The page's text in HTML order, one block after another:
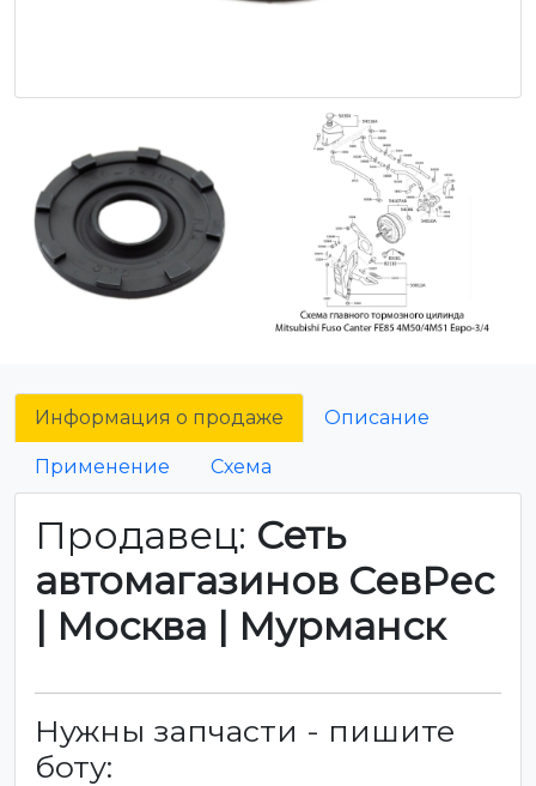
Информация о продаже Описание
Применение Схема
Продавец: Сеть
автомагазинов СевРес
| Москва | Мурманск
Нужны запчасти - пишите
боту: